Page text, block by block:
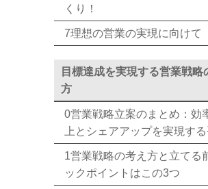
くり！
7理想の営業の実現に向けて
目標達成を実現する営業戦略
方
0営業戦略立案のまとめ：効
上とシェアアップを実現す
1営業戦略の考え方と立てる
ックポイントはこの3つ